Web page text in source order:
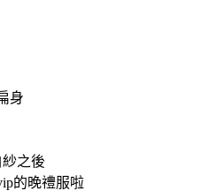
身
之後
的晚禮服啦